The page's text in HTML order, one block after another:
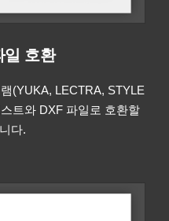
일 호환
(YUKA, LECTRA, STYLE
트와 DXF 파일로 호환할
다.